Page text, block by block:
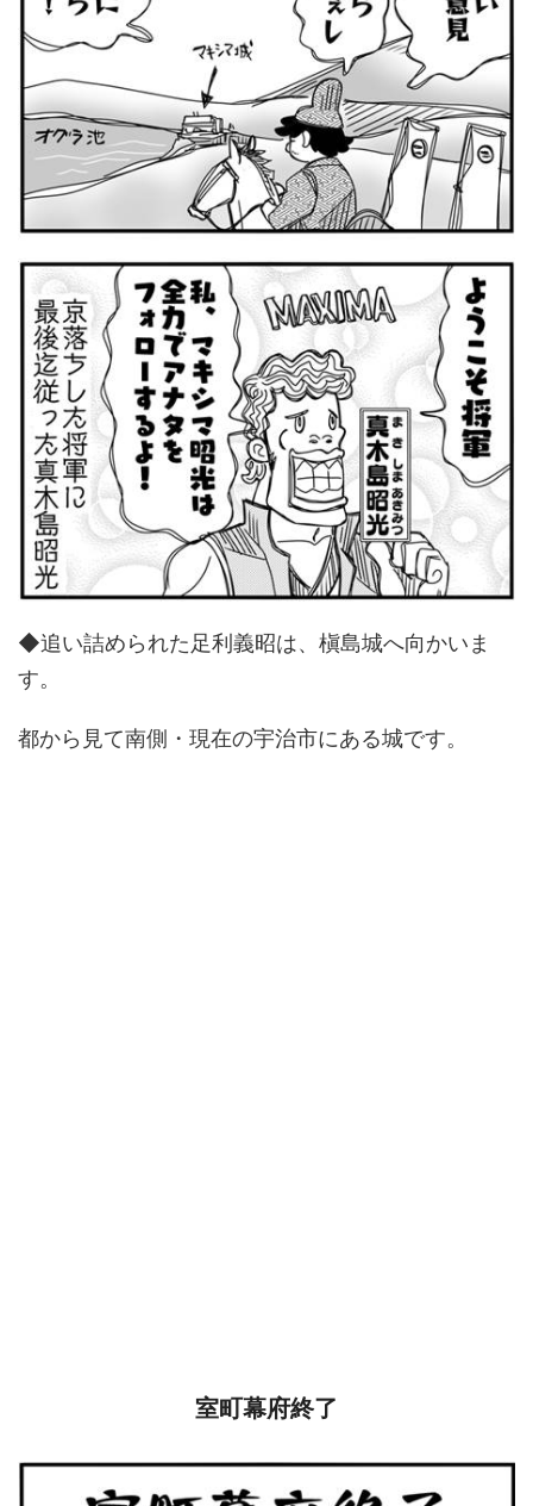
◆追い詰められた足利義昭は、槇島城へ向かいま
す。
都から見て南側・現在の宇治市にある城です。
室町幕府終了